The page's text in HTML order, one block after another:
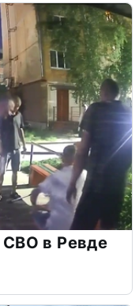
СВО в Ревде